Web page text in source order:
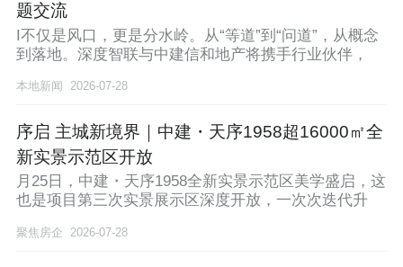
题交流
I不仅是风口，更是分水岭。从“等道”到“问道”，从概念
到落地。深度智联与中建信和地产将携手行业伙伴，
本地新闻 2026-07-28
序启 主城新境界｜中建・天序1958超16000㎡全
新实景示范区开放
月25日，中建・天序1958全新实景示范区美学盛启，这
也是项目第三次实景展示区深度开放，一次次迭代升
聚焦房企 2026-07-28